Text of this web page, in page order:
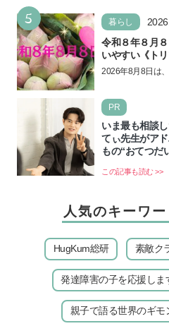
5 暮らし
令和８年８月
いやすい《ト
の日！ 13日の
2026年8月8日は、
ズゲート」という
PR
いま最も相談
てぃ先生がア
もの“おてつだ
この記事も読む >>
人気のキーワー
HugKum総研 素敵ク
発達障害の子を応援しま
親子で語る世界のギモ